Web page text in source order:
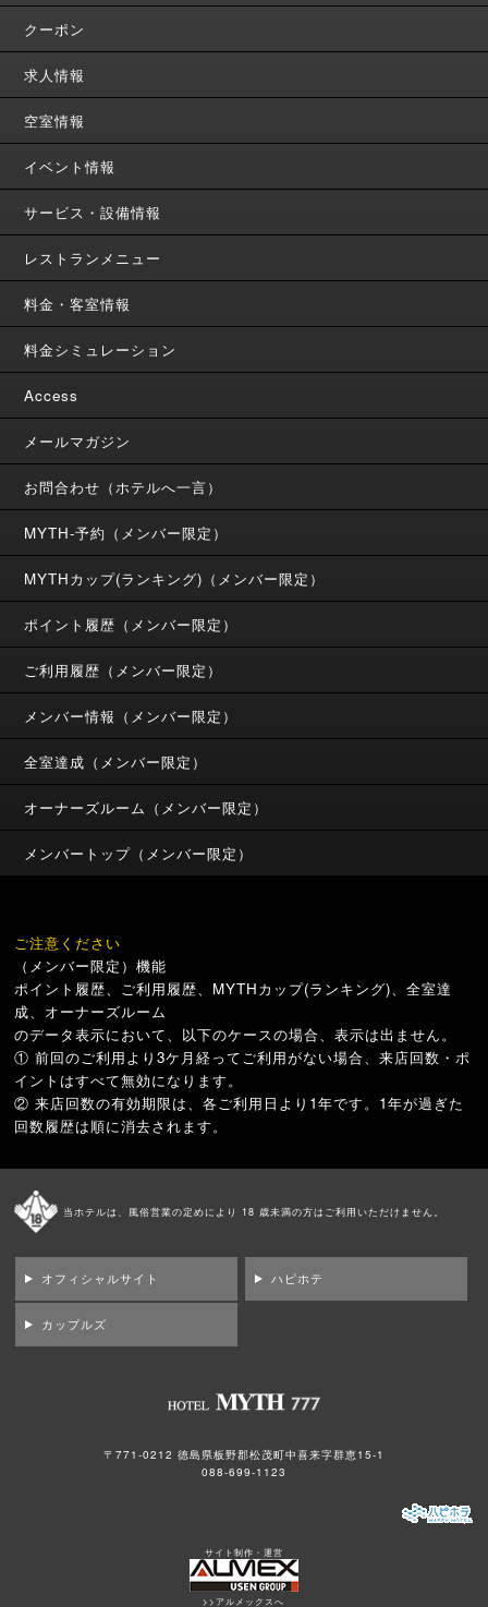
クーポン
求人情報
空室情報
イベント情報
サービス・設備情報
レストランメニュー
料金・客室情報
料金シミュレーション
Access
メールマガジン
お問合わせ（ホテルへ一言）
MYTH-予約（メンバー限定）
MYTHカップ(ランキング)（メンバー限定）
ポイント履歴（メンバー限定）
ご利用履歴（メンバー限定）
メンバー情報（メンバー限定）
全室達成（メンバー限定）
オーナーズルーム（メンバー限定）
メンバートップ（メンバー限定）
ご注意ください
（メンバー限定）機能
ポイント履歴、ご利用履歴、MYTHカップ(ランキング)、全室達
成、オーナーズルーム
のデータ表示において、以下のケースの場合、表示は出ません。
① 前回のご利用より3ケ月経ってご利用がない場合、来店回数・ポ
イントはすべて無効になります。
② 来店回数の有効期限は、各ご利用日より1年です。1年が過ぎた
回数履歴は順に消去されます。
当ホテルは、風俗営業の定めにより 18 歳未満の方はご利用いただけません。
オフィシャルサイト ハピホテ
カップルズ
〒771-0212 徳島県板野郡松茂町中喜来字群恵15-1
088-699-1123
サイト制作・運営
>>アルメックスへ